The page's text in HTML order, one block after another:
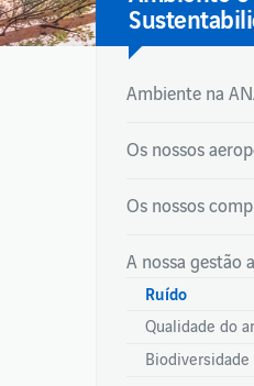
Ambiente na
Os nossos
Os nossos
A nossa gestão
Ruído
Qualidade do ar
Biodiversidade
NEWSROOM
Newsroom